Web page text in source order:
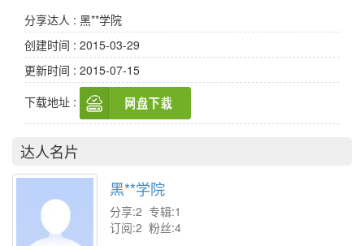
分享达人 : 黑**学院
创建时间 : 2015-03-29
更新时间 : 2015-07-15
下载地址 :
达人名片
黑**学院
分享:2 专辑:1
订阅:2 粉丝:4